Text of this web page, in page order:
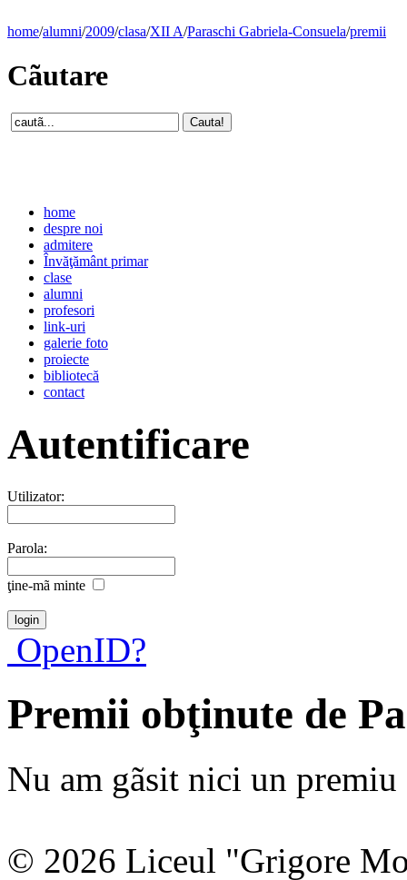
home/alumni/2009/clasa/XII A/Paraschi Gabriela-Consuela/premii
Cãutare
home
despre noi
admitere
Învăţământ primar
clase
alumni
profesori
link-uri
galerie foto
proiecte
bibliotecă
contact
Autentificare
Utilizator:
Parola:
ţine-mã minte
OpenID?
Premii obţinute de
Nu am gãsit nici un premiu
© 2026 Liceul "Grigore